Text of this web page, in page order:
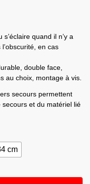
quand il n’y a
en cas
double face,
au choix, montage à vis.
secours permettent
secours et du matériel lié
cm